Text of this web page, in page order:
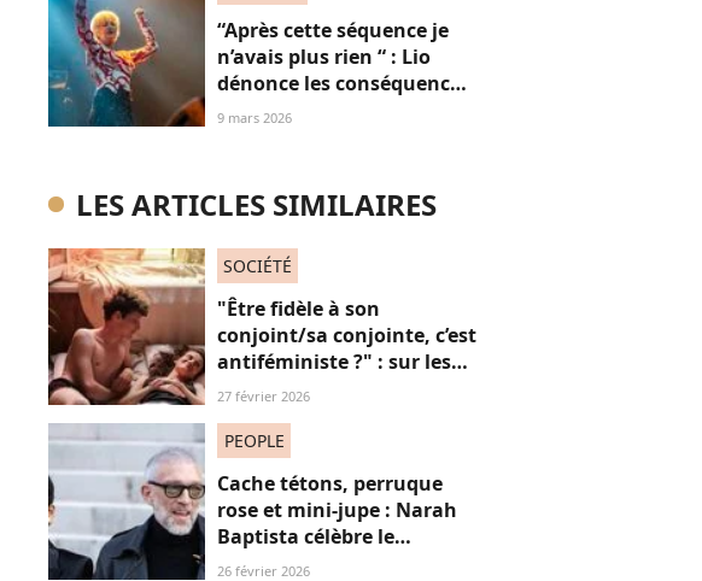
“Après cette séquence je
n’avais plus rien “ : Lio
dénonce les conséquences
de son passage chez
9 mars 2026
LES ARTICLES SIMILAIRES
SOCIÉTÉ
"Être fidèle à son
conjoint/sa conjointe, c’est
antiféministe ?" : sur les
réseaux sociaux, cette
27 février 2026
PEOPLE
Cache tétons, perruque
rose et mini-jupe : Narah
Baptista célèbre le
carnaval de Rio avec son
26 février 2026